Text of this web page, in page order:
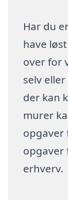
Har du
have
over for
selv
der kan
murer
opgaver
opgaver
erhverv.